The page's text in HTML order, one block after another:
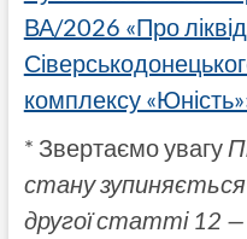
ВА/2026 «Про
комплексу
* Звертаємо увагу
стану
другої статті 12 —